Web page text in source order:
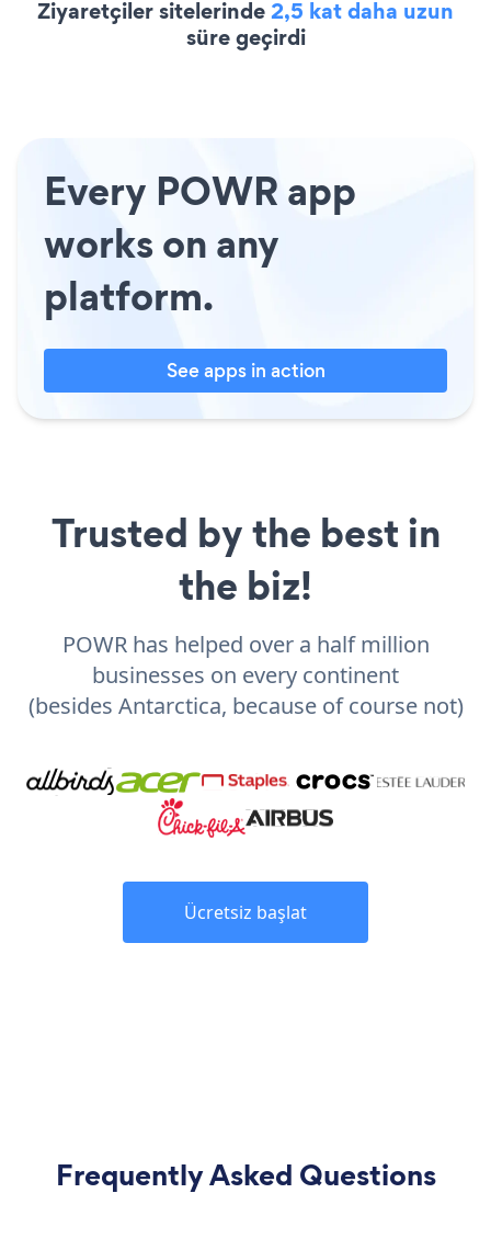
Ziyaretçiler sitelerinde2,5 kat daha uzun
süre geçirdi
Every POWR app
works on any
platform.
See apps in action
Trusted by the best in
the biz!
POWR has helped over a half million
businesses on every continent
(besides Antarctica, because of course not)
Ücretsiz başlat
Frequently Asked Questions